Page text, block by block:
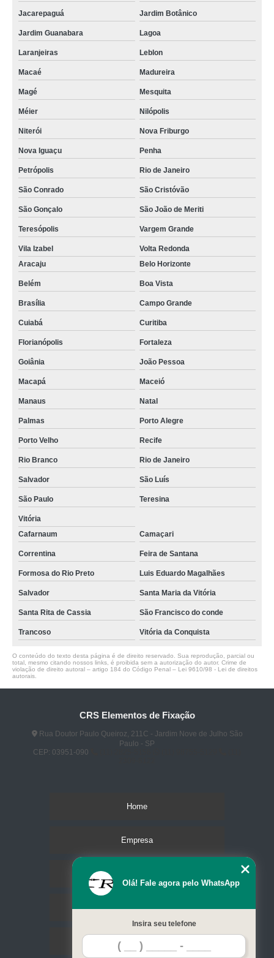
Jacarepaguá Jardim Botânico
Jardim Guanabara Lagoa
Laranjeiras Leblon
Macaé Madureira
Magé Mesquita
Méier Nilópolis
Niterói Nova Friburgo
Nova Iguaçu Penha
Petrópolis Rio de Janeiro
São Conrado São Cristóvão
São Gonçalo São João de Meriti
Teresópolis Vargem Grande
Vila Izabel
Volta Redonda
Aracaju
Belo Horizonte
Belém Boa Vista
Brasília Campo Grande
Cuiabá Curitiba
Florianópolis Fortaleza
Goiânia João Pessoa
Macapá Maceió
Manaus Natal
Palmas Porto Alegre
Porto Velho Recife
Rio Branco Rio de Janeiro
Salvador São Luís
São Paulo Teresina
Vitória
Cafarnaum
Camaçari
Correntina Feira de Santana
Formosa do Rio Preto Luis Eduardo Magalhães
Salvador Santa Maria da Vitória
Santa Rita de Cassia São Francisco do conde
Trancoso Vitória da Conquista
O conteúdo do texto desta página é de direito reservado. Sua reprodução, parcial ou
total, mesmo citando nossos links, é proibida sem a autorização do autor. Crime de
violação de direito autoral – artigo 184 do Código Penal – Lei 9610/98 - Lei de direitos
autorais
CRS Elementos de Fixação
Rua Doutor Paulo Queiroz, 211C - Jardim Nove de Julho São
Paulo - SP
CEP: 03951-090
Home
Empresa
Serviços
Contato
Olá! Fale agora pelo WhatsApp
Insira seu telefone